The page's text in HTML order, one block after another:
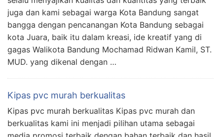
juga dan kami sebagai warga Kota Bandung sangat
bangga dengan pencanangan Kota Bandung sebagai
kota Juara, baik itu dalam kreasi, ide kreatif yang di
gagas Walikota Bandung Mochamad Ridwan Kamil, ST.
MUD. yang dikenal dengan …
Kipas pvc murah berkualitas
Kipas pvc murah berkualitas Kipas pvc murah dan
berkualitas kami ini menjadi pilihan utama sebagai